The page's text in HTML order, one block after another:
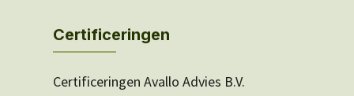
Certificeringen
Certificeringen Avallo Advies B.V.